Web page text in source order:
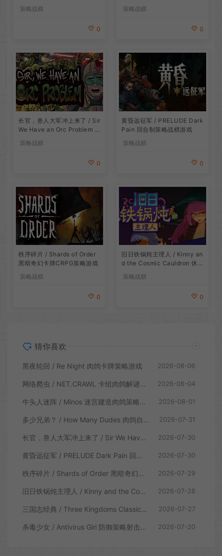
策略战棋
0
策略战棋
0
长官，兽人大军冲上来了 / Sir
We Have an Orc Problem 增
策略战棋
0
黄昏远征军 / PRELUDE Dark
Pain 回合制策略战棋游戏
策略战棋
0
秩序碎片 / Shards of Order
黑暗奇幻卡牌CRPG策略游戏
策略战棋
0
旧日铁锅炖主理人 / Kinny an
d the Cosmic Cauldron 休闲
策略战棋
0
猜你喜欢
黑夜轮回 / Re Night 肉鸽卡牌策略游戏 2026-08-06
网络爬虫 / NET.CRAWL 卡组肉鸽解谜策略游戏 2026-08-04
牛头人迷阵 / Minos 迷宫建造肉鸽策略游戏 2026-08-01
多少兄弟？ / How Many Dudes 肉鸽自走棋游戏 2026-07-31
长官，兽人大军冲上来了 / Sir We Have an Orc Problem 增量塔防游戏 2026-07-30
黄昏远征军 / PRELUDE Dark Pain 回合制策略战棋游戏 2026-07-30
秩序碎片 / Shards of Order 黑暗奇幻卡牌CRPG策略游戏 2026-07-29
旧日铁锅炖主理人 / Kinny and the Cosmic Cauldron 休闲卡片肉鸽策略游戏 2026-07-28
三国志经典 / Three Kingdoms Classic 回合制大战略游戏 2026-07-27
杀毒少女 / Antivirus Girl 防御策略射击游戏 2026-07-20